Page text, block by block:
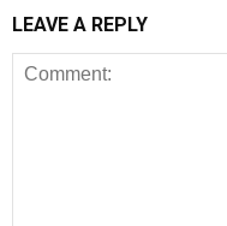
LEAVE A REPLY